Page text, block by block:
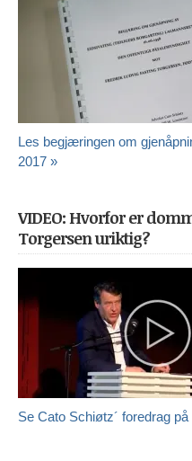
Les begjæringen om
2017 »
VIDEO: Hvorfor er
Torgersen uriktig?
Se Cato Schiøtz´ foredrag